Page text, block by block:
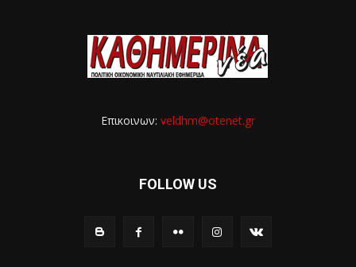
Επικοινων: veldhm@otenet.gr
FOLLOW US